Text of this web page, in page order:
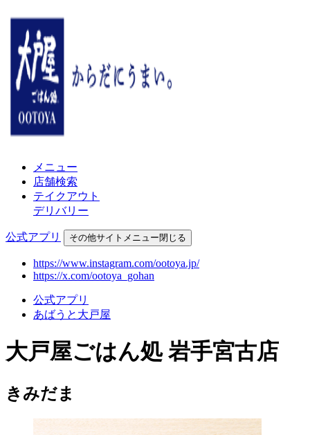
メニュー
店舗検索
テイクアウト
デリバリー
公式アプリ その他サイトメニュー閉じる
https://www.instagram.com/ootoya.jp/
https://x.com/ootoya_gohan
公式アプリ
あばうと大戸屋
大戸屋ごはん処 岩手宮古店
きみだま